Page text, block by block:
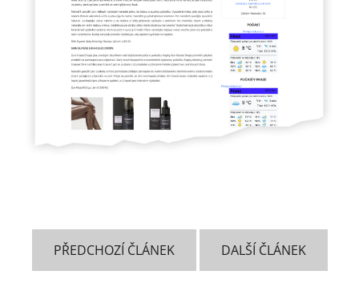
PŘEDCHOZÍ ČLÁNEK DALŠÍ ČLÁNEK